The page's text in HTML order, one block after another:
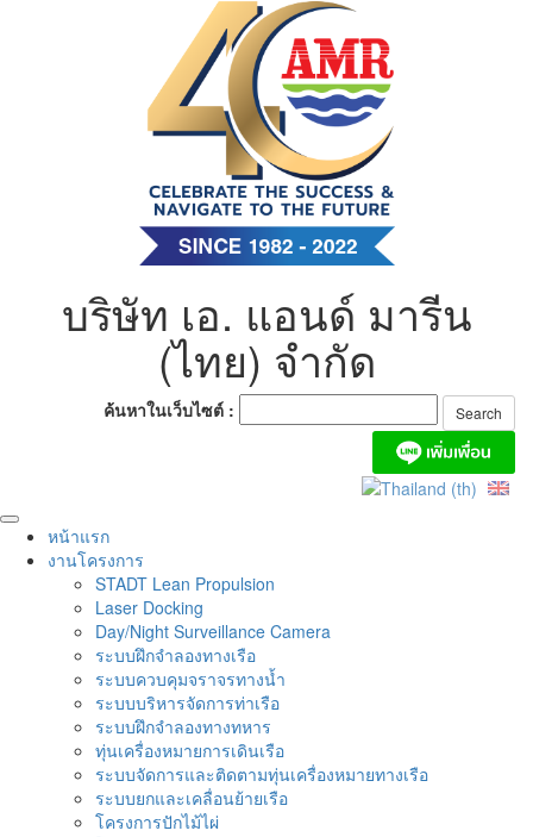
บริษัท เอ. แอนด์ มารีน
(ไทย) จำกัด
ค้นหาในเว็บไซต์ :
หน้าแรก
งานโครงการ
STADT Lean Propulsion
Laser Docking
Day/Night Surveillance Camera
ระบบฝึกจำลองทางเรือ
ระบบควบคุมจราจรทางน้ำ
ระบบบริหารจัดการท่าเรือ
ระบบฝึกจำลองทางทหาร
ทุ่นเครื่องหมายการเดินเรือ
ระบบจัดการและติดตามทุ่นเครื่องหมายทางเรือ
ระบบยกและเคลื่อนย้ายเรือ
โครงการปักไม้ไผ่